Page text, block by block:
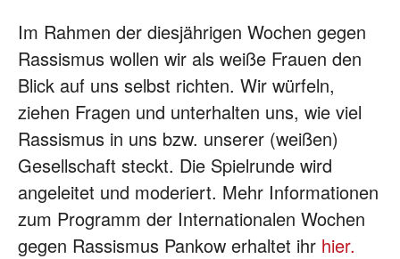
Im Rahmen der diesjährigen Wochen gegen
Rassismus wollen wir als weiße Frauen den
Blick auf uns selbst richten. Wir würfeln,
ziehen Fragen und unterhalten uns, wie viel
Rassismus in uns bzw. unserer (weißen)
Gesellschaft steckt. Die Spielrunde wird
angeleitet und moderiert. Mehr Informationen
zum Programm der Internationalen Wochen
gegen Rassismus Pankow erhaltet ihr hier.